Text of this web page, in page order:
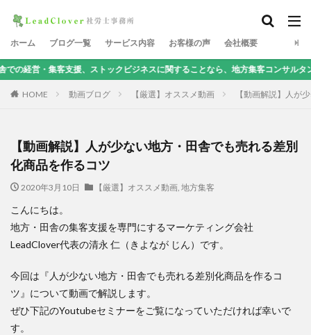
ホーム ブログ一覧 サービス内容 お客様の声 会社概要
、ストックビジネスに関することなら、地方集客コンサルタントの清永にお任せ
HOME 動画ブログ 【厳選】オススメ動画 【動画解説】人が
【動画解説】人が少ない地方・田舎でも売れる差別
化商品を作るコツ
2020年3月10日 【厳選】オススメ動画, 地方集客
こんにちは。
地方・田舎の集客支援を専門にするマーケティング会社
LeadClover代表の清永 仁（きよなが じん）です。
今回は『人が少ない地方・田舎でも売れる差別化商品を作るコ
ツ』について動画で解説します。
ぜひ下記のYoutubeセミナーをご覧になっていただければ幸いで
す。